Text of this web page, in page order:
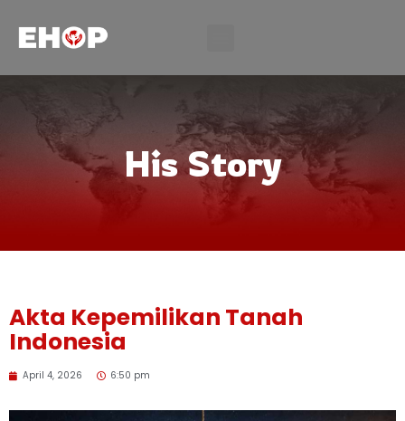
His Story
Akta Kepemilikan Tanah
Indonesia
April 4, 2026 6:50 pm